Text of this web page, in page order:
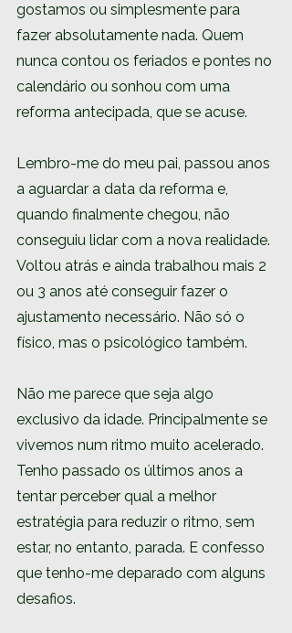
gostamos ou simplesmente para
fazer absolutamente nada. Quem
nunca contou os feriados e pontes no
calendário ou sonhou com uma
reforma antecipada, que se acuse.
Lembro-me do meu pai, passou anos
a aguardar a data da reforma e,
quando finalmente chegou, não
conseguiu lidar com a nova realidade.
Voltou atrás e ainda trabalhou mais 2
ou 3 anos até conseguir fazer o
ajustamento necessário. Não só o
físico, mas o psicológico também.
Não me parece que seja algo
exclusivo da idade. Principalmente se
vivemos num ritmo muito acelerado.
Tenho passado os últimos anos a
tentar perceber qual a melhor
estratégia para reduzir o ritmo, sem
estar, no entanto, parada. E confesso
que tenho-me deparado com alguns
desafios.